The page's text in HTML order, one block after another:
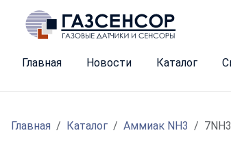
Главная Новости Каталог
Главная Каталог Аммиак NH3